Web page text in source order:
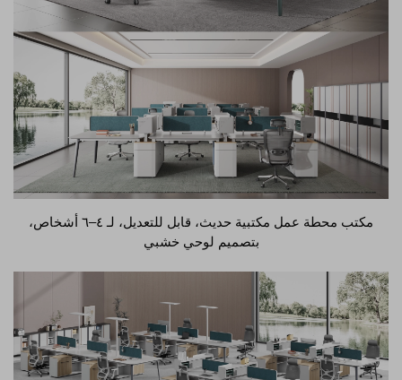
مكتب محطة عمل مكتبية حديث، قابل للتعديل، لـ ٤–٦ أشخاص،
بتصميم لوحي خشبي